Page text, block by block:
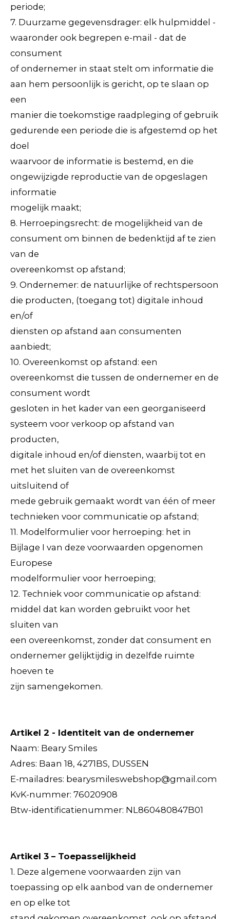
periode;
7. Duurzame gegevensdrager: elk hulpmiddel -
waaronder ook begrepen e-mail - dat de
consument
of ondernemer in staat stelt om informatie die
aan hem persoonlijk is gericht, op te slaan op
een
manier die toekomstige raadpleging of gebruik
gedurende een periode die is afgestemd op het
doel
waarvoor de informatie is bestemd, en die
ongewijzigde reproductie van de opgeslagen
informatie
mogelijk maakt;
8. Herroepingsrecht: de mogelijkheid van de
consument om binnen de bedenktijd af te zien
van de
overeenkomst op afstand;
9. Ondernemer: de natuurlijke of rechtspersoon
die producten, (toegang tot) digitale inhoud
en/of
diensten op afstand aan consumenten
aanbiedt;
10. Overeenkomst op afstand: een
overeenkomst die tussen de ondernemer en de
consument wordt
gesloten in het kader van een georganiseerd
systeem voor verkoop op afstand van
producten,
digitale inhoud en/of diensten, waarbij tot en
met het sluiten van de overeenkomst
uitsluitend of
mede gebruik gemaakt wordt van één of meer
technieken voor communicatie op afstand;
11. Modelformulier voor herroeping: het in
Bijlage I van deze voorwaarden opgenomen
Europese
modelformulier voor herroeping;
12. Techniek voor communicatie op afstand:
middel dat kan worden gebruikt voor het
sluiten van
een overeenkomst, zonder dat consument en
ondernemer gelijktijdig in dezelfde ruimte
hoeven te
zijn samengekomen.
Artikel 2 - Identiteit van de ondernemer
Naam: Beary Smiles
Adres: Baan 18, 4271BS, DUSSEN
E-mailadres: bearysmileswebshop@gmail.com
KvK-nummer: 76020908
Btw-identificatienummer: NL860480847B01
Artikel 3 – Toepasselijkheid
1. Deze algemene voorwaarden zijn van
toepassing op elk aanbod van de ondernemer
en op elke tot